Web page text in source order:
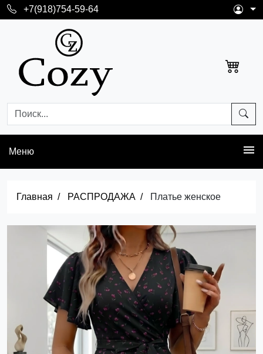
+7(918)754-59-64
Меню
Главная РАСПРОДАЖА Платье женское